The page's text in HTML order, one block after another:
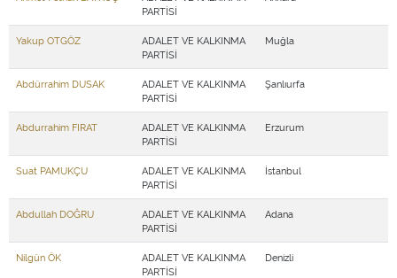
PARTİSİ
Yakup OTGÖZ
ADALET VE KALKINMA
PARTİSİ
Muğla
Abdürrahim DUSAK
ADALET VE KALKINMA
PARTİSİ
Şanlıurfa
Abdurrahim FIRAT
ADALET VE KALKINMA
PARTİSİ
Erzurum
Suat PAMUKÇU
ADALET VE KALKINMA
PARTİSİ
İstanbul
Abdullah DOĞRU
ADALET VE KALKINMA
PARTİSİ
Adana
Nilgün ÖK
ADALET VE KALKINMA
PARTİSİ
Denizli